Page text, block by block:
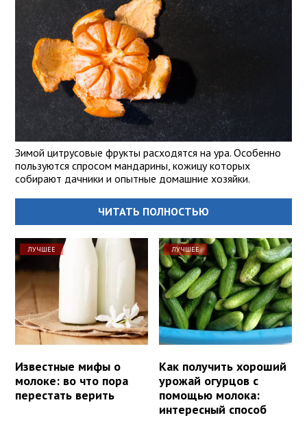
Зимой цитрусовые фрукты расходятся на ура. Особенно
пользуются спросом мандарины, кожицу которых
собирают дачники и опытные домашние хозяйки.
ЧИТАТЬ ПОЛНОСТЬЮ
ЛУЧШЕЕ
Известные мифы о
молоке: во что пора
перестать верить
ЛУЧШЕЕ
Как получить хороший
урожай огурцов с
помощью молока:
интересный способ